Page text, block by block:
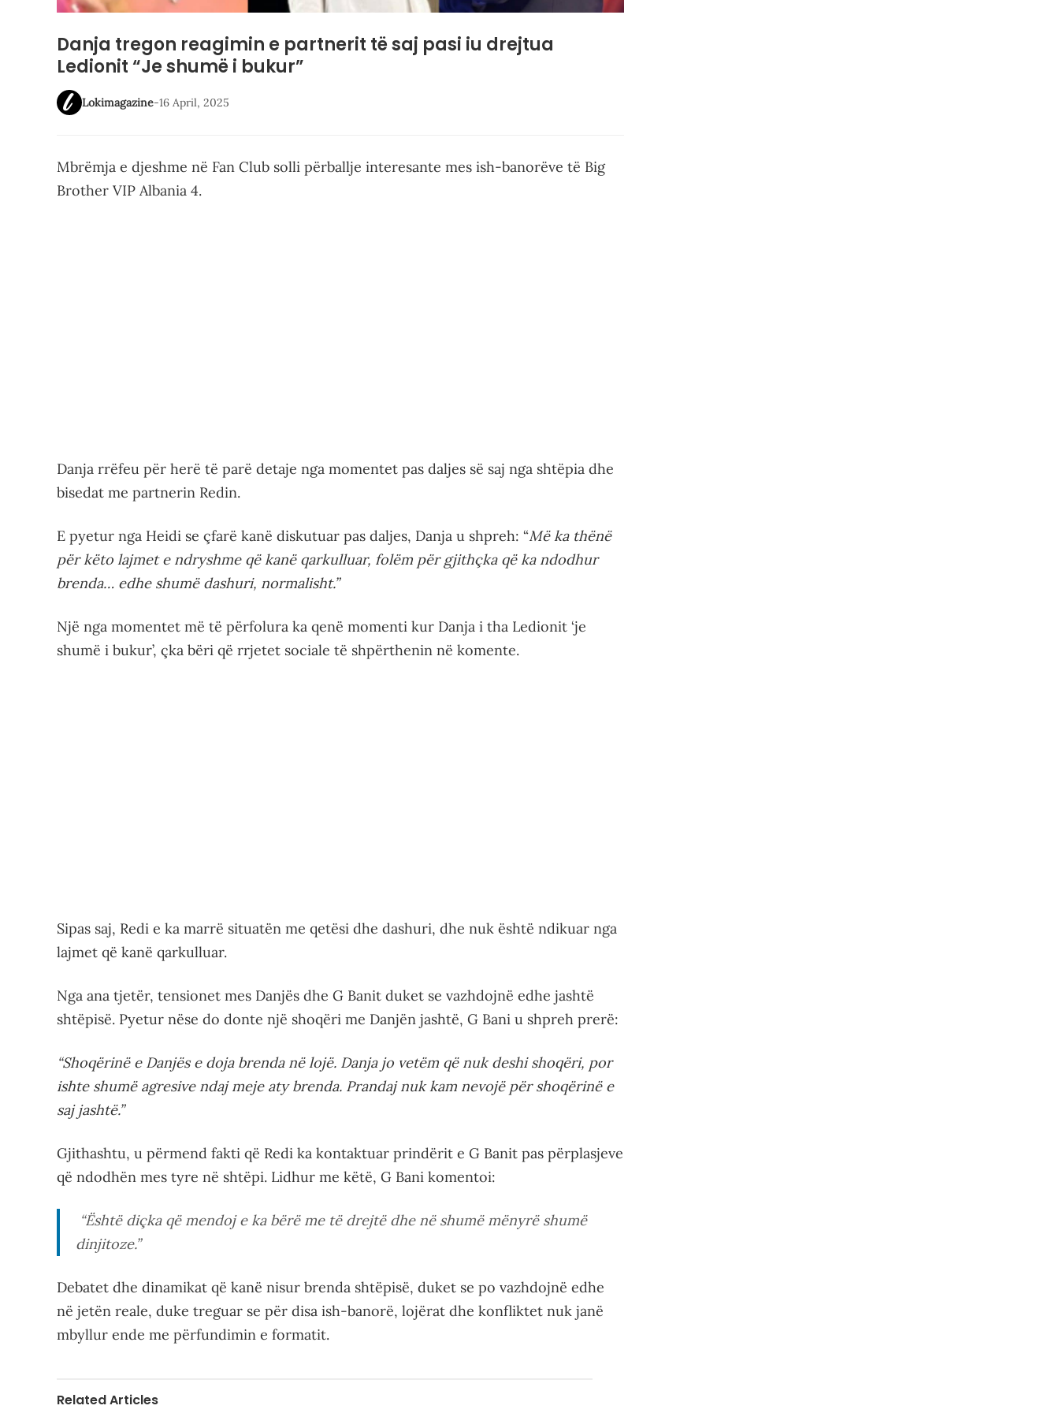
Danja tregon reagimin e partnerit të saj pasi iu drejtua
Ledionit “Je shumë i bukur”
Lokimagazine-16 April, 2025
Mbrëmja e djeshme në Fan Club solli përballje interesante mes ish-banorëve të Big
Brother VIP Albania 4.
Danja rrëfeu për herë të parë detaje nga momentet pas daljes së saj nga shtëpia dhe
bisedat me partnerin Redin.
E pyetur nga Heidi se çfarë kanë diskutuar pas daljes, Danja u shpreh: “Më ka thënë
për këto lajmet e ndryshme që kanë qarkulluar, folëm për gjithçka që ka ndodhur
brenda… edhe shumë dashuri, normalisht.”
Një nga momentet më të përfolura ka qenë momenti kur Danja i tha Ledionit ‘je
shumë i bukur’, çka bëri që rrjetet sociale të shpërthenin në komente.
Sipas saj, Redi e ka marrë situatën me qetësi dhe dashuri, dhe nuk është ndikuar nga
lajmet që kanë qarkulluar.
Nga ana tjetër, tensionet mes Danjës dhe G Banit duket se vazhdojnë edhe jashtë
shtëpisë. Pyetur nëse do donte një shoqëri me Danjën jashtë, G Bani u shpreh prerë:
“Shoqërinë e Danjës e doja brenda në lojë. Danja jo vetëm që nuk deshi shoqëri, por
ishte shumë agresive ndaj meje aty brenda. Prandaj nuk kam nevojë për shoqërinë e
saj jashtë.”
Gjithashtu, u përmend fakti që Redi ka kontaktuar prindërit e G Banit pas përplasjeve
që ndodhën mes tyre në shtëpi. Lidhur me këtë, G Bani komentoi:
“Është diçka që mendoj e ka bërë me të drejtë dhe në shumë mënyrë shumë
dinjitoze.”
Debatet dhe dinamikat që kanë nisur brenda shtëpisë, duket se po vazhdojnë edhe
në jetën reale, duke treguar se për disa ish-banorë, lojërat dhe konfliktet nuk janë
mbyllur ende me përfundimin e formatit.
Related Articles